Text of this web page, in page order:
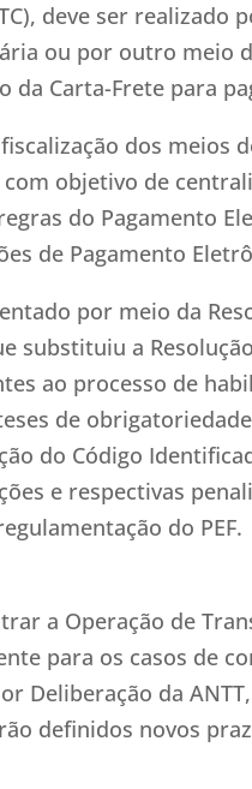
deve ser
ou por outro meio
da Carta-Frete para
dos meios
objetivo de
do Pagamento
de Pagamento
por meio da
substituiu a
ao processo de
de
do Código
e respectivas
do PEF.
a Operação de
para os casos de
Deliberação da
definidos novos